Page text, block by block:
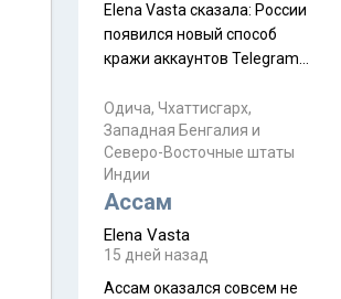
семьи, из тех, кого называют
"вязаные кипы". С 2022-го
Elena Vasta сказалa: России
появился новый способ
кражи аккаунтов Telegram
Прочитайте! У моих двух
знакомых вот так увели
аккаунты
Одича, Чхаттисгарх,
Западная Бенгалия и
Северо-Восточные штаты
Индии
Ассам
Elena Vasta
15 дней назад
Ассам оказался совсем не